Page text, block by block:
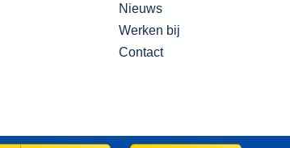
Nieuws
Werken bij
Contact